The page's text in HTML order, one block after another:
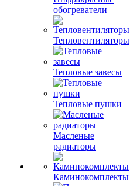
обогреватели
Тепловентиляторы
Тепловые завесы
Тепловые пушки
Масленые
радиаторы
Каминокомплекты